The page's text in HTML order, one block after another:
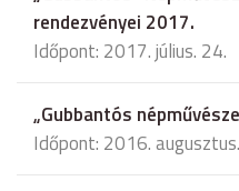
rendezvényei 2017.
Időpont: 2017. július. 24.
„Gubbantós
Időpont: 2016.